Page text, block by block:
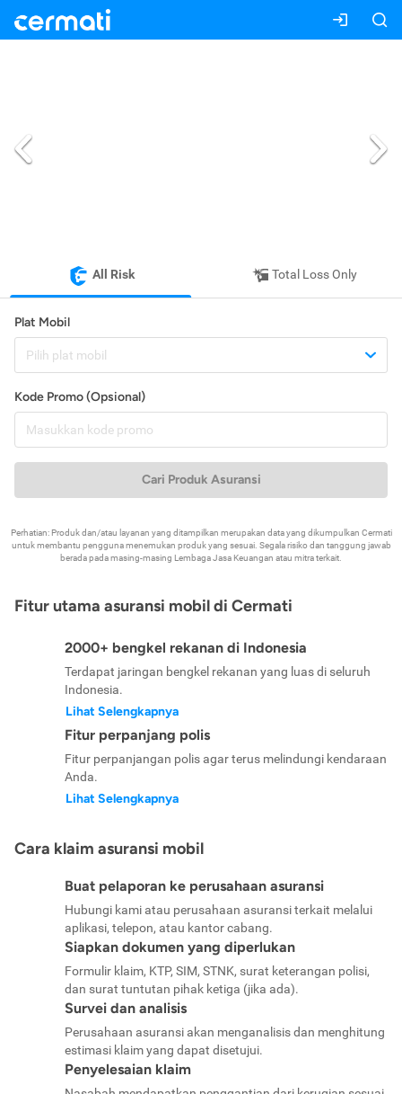
All Risk Total Loss Only
Plat Mobil
Pilih plat mobil
Kode Promo (Opsional)
Cari Produk Asuransi
Perhatian: Produk dan/atau layanan yang ditampilkan merupakan data yang dikumpulkan Cermati
untuk membantu pengguna menemukan produk yang sesuai. Segala risiko dan tanggung jawab
berada pada masing-masing Lembaga Jasa Keuangan atau mitra terkait.
Fitur utama asuransi mobil di Cermati
2000+ bengkel rekanan di Indonesia
Terdapat jaringan bengkel rekanan yang luas di seluruh
Indonesia.
Lihat Selengkapnya
Fitur perpanjang polis
Fitur perpanjangan polis agar terus melindungi kendaraan
Anda.
Lihat Selengkapnya
Cara klaim asuransi mobil
Buat pelaporan ke perusahaan asuransi
Hubungi kami atau perusahaan asuransi terkait melalui
aplikasi, telepon, atau kantor cabang.
Siapkan dokumen yang diperlukan
Formulir klaim, KTP, SIM, STNK, surat keterangan polisi,
dan surat tuntutan pihak ketiga (jika ada).
Survei dan analisis
Perusahaan asuransi akan menganalisis dan menghitung
estimasi klaim yang dapat disetujui.
Penyelesaian klaim